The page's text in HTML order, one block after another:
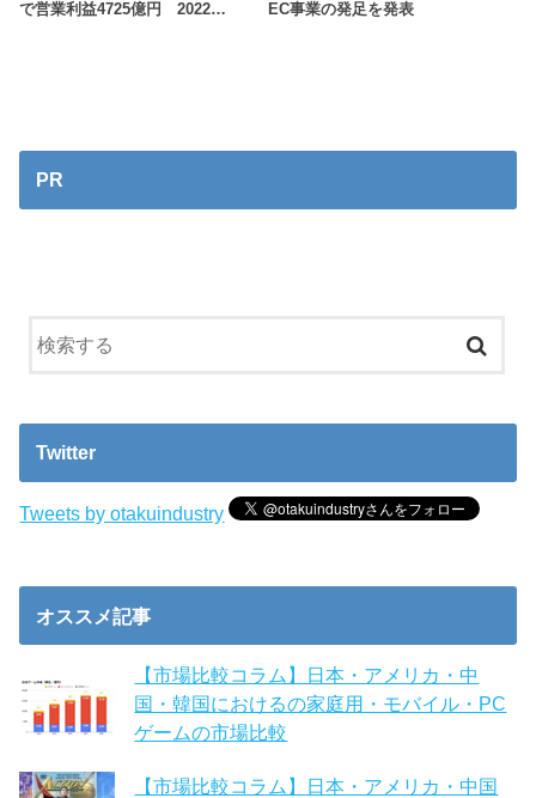
で営業利益4725億円 2022…
EC事業の発足を発表
PR
Twitter
Tweets by otakuindustry
オススメ記事
【市場比較コラム】日本・アメリカ・中
国・韓国におけるの家庭用・モバイル・PC
ゲームの市場比較
【市場比較コラム】日本・アメリカ・中国